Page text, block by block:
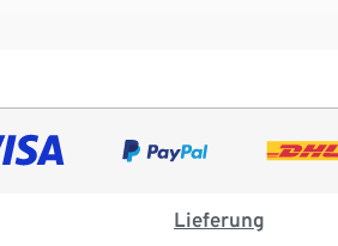
Lieferung